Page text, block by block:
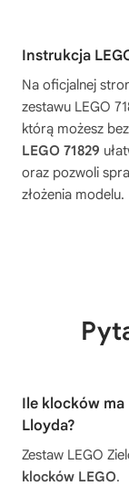
Instrukcja
Na oficjalnej
zestawu LEGO
którą możesz
LEGO 71829
oraz pozwoli
złożenia modelu.
Ile klocków ma
Lloyda?
Zestaw LEGO
klocków LEGO.